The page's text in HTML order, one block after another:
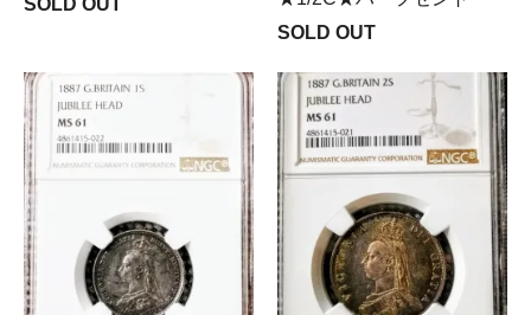
SOLD OUT
SOLD OUT